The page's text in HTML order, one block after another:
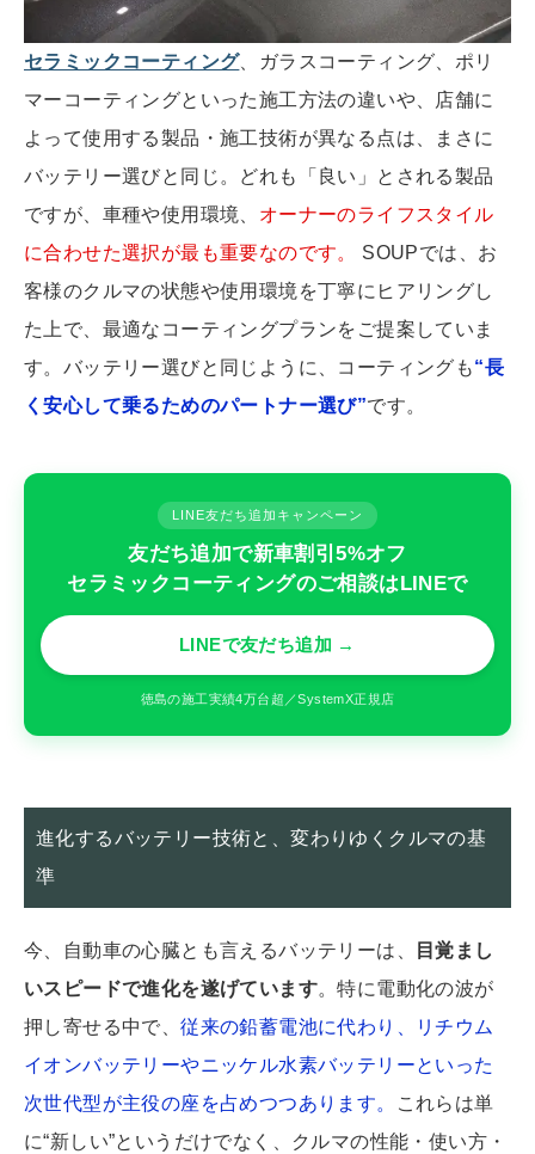
セラミックコーティング、ガラスコーティング、ポリ
マーコーティングといった施工方法の違いや、店舗に
よって使用する製品・施工技術が異なる点は、まさに
バッテリー選びと同じ。どれも「良い」とされる製品
ですが、車種や使用環境、 オーナーのライフスタイル
に合わせた選択が最も重要なのです。
SOUPでは、お
客様のクルマの状態や使用環境を丁寧にヒアリングし
た上で、最適なコーティングプランをご提案していま
す。バッテリー選びと同じように、コーティングも“長
く安心して乗るためのパートナー選び”です。
LINE友だち追加キャンペーン
友だち追加で新車割引5%オフ
セラミックコーティングのご相談はLINEで
LINEで友だち追加 →
徳島の施工実績4万台超／SystemX正規店
進化するバッテリー技術と、変わりゆくクルマの基
準
今、自動車の心臓とも言えるバッテリーは、
目覚まし
いスピードで進化を遂げています。特に電動化の波が
押し寄せる中で、従来の鉛蓄電池に代わり、リチウム
イオンバッテリーやニッケル水素バッテリーといった
次世代型が主役の座を占めつつあります。
これらは単
に“新しい”というだけでなく、クルマの性能・使い方・